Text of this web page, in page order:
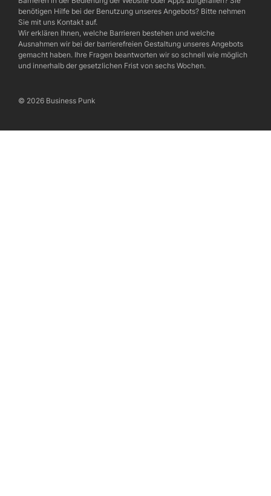
benötigen Hilfe bei der Benutzung unseres Angebots? Bitte nehmen
Sie mit uns Kontakt auf.
Wir erklären Ihnen, welche Barrieren bestehen und welche
Ausnahmen wir bei der barrierefreien Gestaltung unseres Angebots
gemacht haben. Ihre Fragen beantworten wir so schnell wie möglich
und innerhalb der gesetzlichen Frist von sechs Wochen.
© 2026 Business Punk